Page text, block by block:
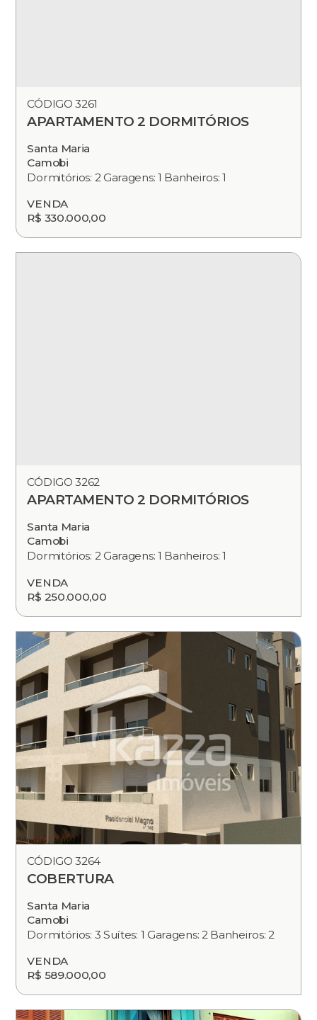
CÓDIGO 3261
APARTAMENTO 2 DORMITÓRIOS
Santa Maria
Camobi
Dormitórios: 2 Garagens: 1 Banheiros: 1
VENDA
R$ 330.000,00
CÓDIGO 3262
APARTAMENTO 2 DORMITÓRIOS
Santa Maria
Camobi
Dormitórios: 2 Garagens: 1 Banheiros: 1
VENDA
R$ 250.000,00
CÓDIGO 3264
COBERTURA
Santa Maria
Camobi
Dormitórios: 3 Suítes: 1 Garagens: 2 Banheiros: 2
VENDA
R$ 589.000,00